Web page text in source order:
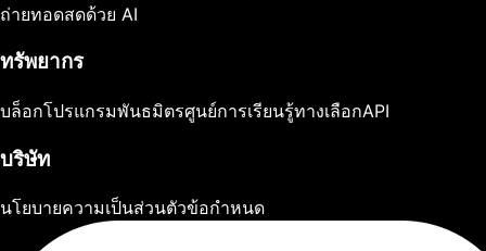
ถ่ายทอดสดด้วย AI
ทรัพยากร
บล็อกโปรแกรมพันธมิตรศูนย์การเรียนรู้ทางเลือกAPI
บริษัท
นโยบายความเป็นส่วนตัวข้อกำหนด